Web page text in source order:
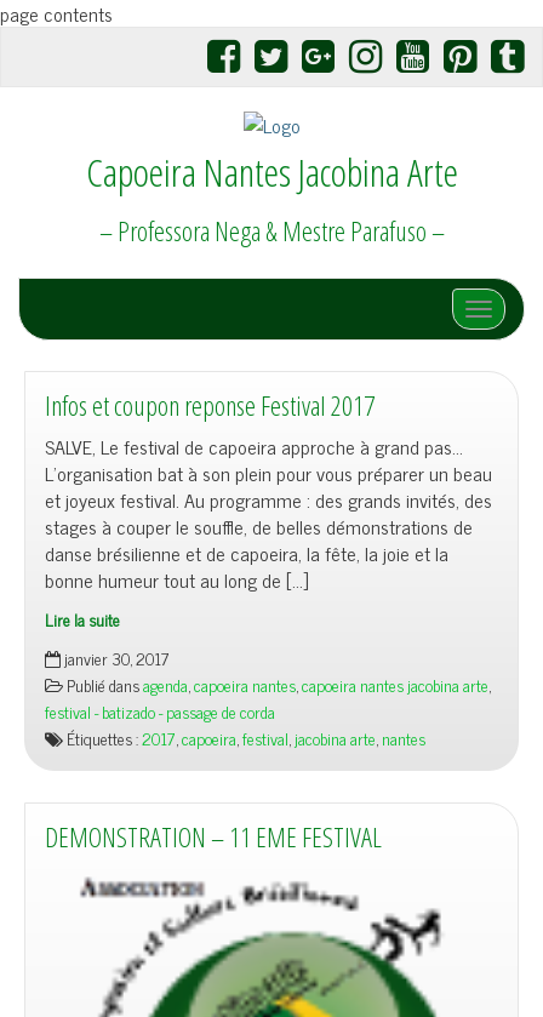
page contents
Capoeira Nantes Jacobina Arte
– Professora Nega & Mestre Parafuso –
Afficher/
Infos et coupon reponse Festival 2017
SALVE, Le festival de capoeira approche à grand pas…
L’organisation bat à son plein pour vous préparer un beau
et joyeux festival. Au programme : des grands invités, des
stages à couper le souffle, de belles démonstrations de
danse brésilienne et de capoeira, la fête, la joie et la
bonne humeur tout au long de […]
Lire la suite
janvier 30, 2017
Publié dansagenda,capoeira nantes,capoeira nantes jacobina arte,
festival - batizado - passage de corda
Étiquettes :2017,capoeira,festival,jacobina arte,nantes
DEMONSTRATION – 11 EME FESTIVAL